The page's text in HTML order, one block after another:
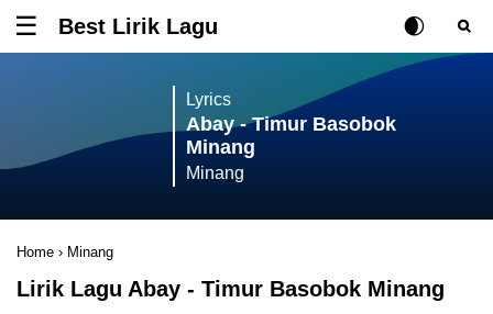
Tombol untuk membuka atau menutup menu
Best Lirik Lagu Rubah Posisi
Tombol
Lyrics
Abay - Timur Basobok
Minang
Minang
Home › Minang
Lirik Lagu Abay - Timur Basobok Minang